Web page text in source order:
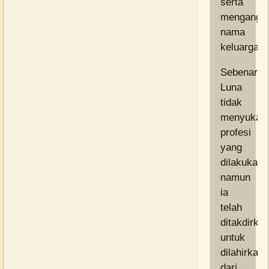
nama
Luna
tidak
menyukai
profesi
yang
namun
ia
telah
ditakdirkan
untuk
dilahirkan